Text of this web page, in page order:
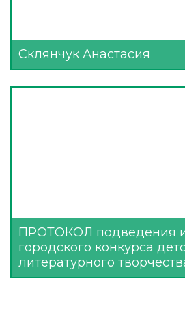
Склянчук Анастасия
ПРОТОКОЛ подведения
городского конкурса
литературного